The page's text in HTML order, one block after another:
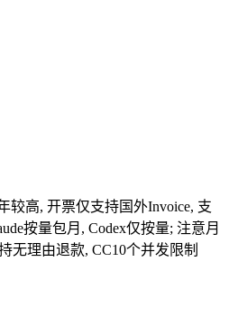
较高, 开票仅支持国外Invoice, 支
按量包月, Codex仅按量; 注意月
无理由退款, CC10个并发限制